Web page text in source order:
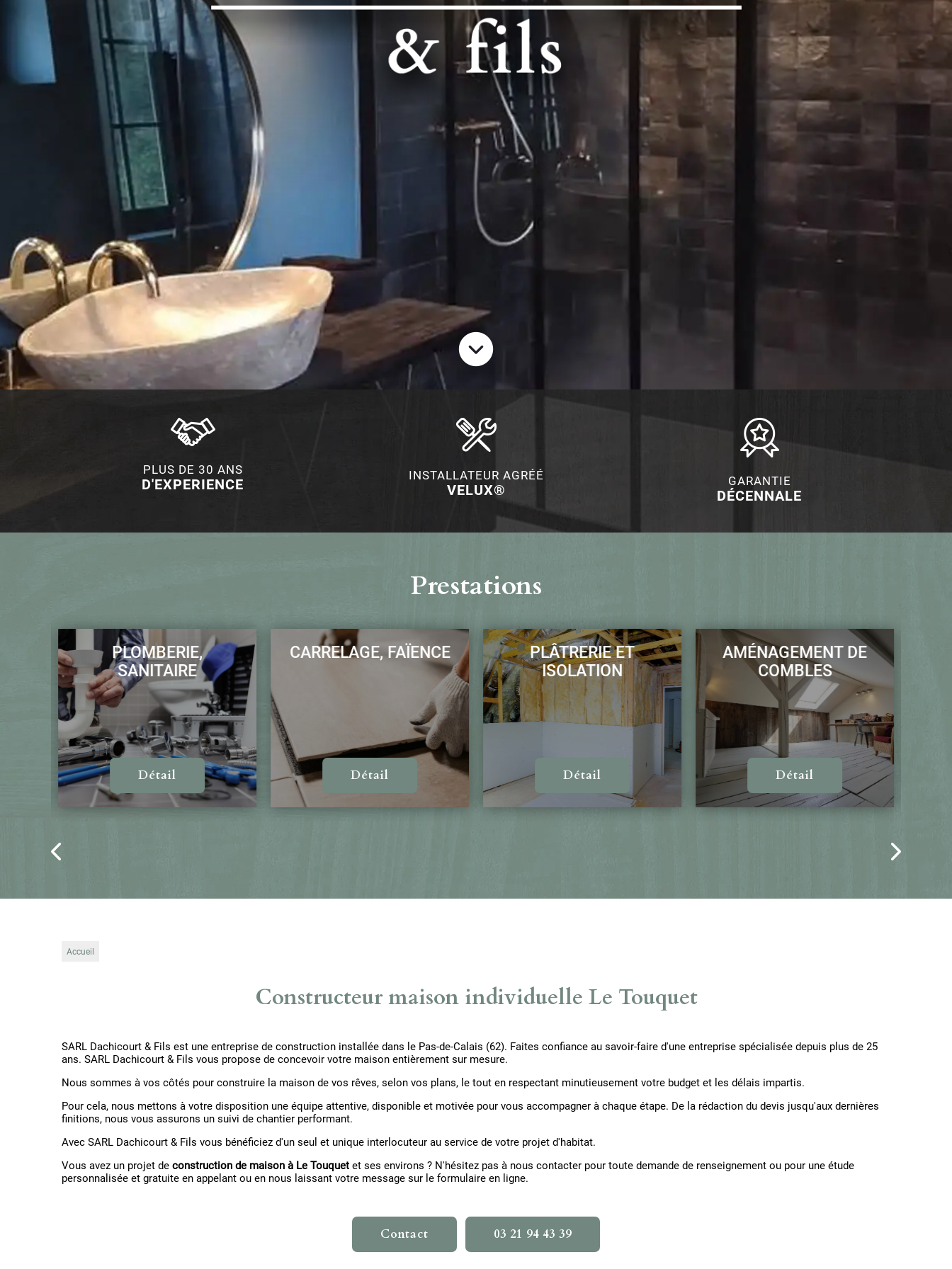
PLUS DE 30 ANS
D'EXPERIENCE
INSTALLATEUR AGRÉÉ
VELUX®
GARANTIE
DÉCENNALE
Prestations
PLOMBERIE,
SANITAIRE
Détail
CARRELAGE, FAÏENCE
Détail
PLÂTRERIE ET
ISOLATION
Détail
AMÉNAGEMENT DE
COMBLES
Détail
Accueil
Constructeur maison individuelle Le Touquet
SARL Dachicourt & Fils est une entreprise de construction installée dans le Pas-de-Calais (62). Faites confiance au savoir-faire d'une entreprise spécialisée depuis plus de 25
ans. SARL Dachicourt & Fils vous propose de concevoir votre maison entièrement sur mesure.
Nous sommes à vos côtés pour construire la maison de vos rêves, selon vos plans, le tout en respectant minutieusement votre budget et les délais impartis.
Pour cela, nous mettons à votre disposition une équipe attentive, disponible et motivée pour vous accompagner à chaque étape. De la rédaction du devis jusqu'aux dernières
finitions, nous vous assurons un suivi de chantier performant.
Avec SARL Dachicourt & Fils vous bénéficiez d'un seul et unique interlocuteur au service de votre projet d'habitat.
Vous avez un projet de construction de maison à Le Touquet et ses environs ? N'hésitez pas à nous contacter pour toute demande de renseignement ou pour une étude
personnalisée et gratuite en appelant ou en nous laissant votre message sur le formulaire en ligne.
Contact 03 21 94 43 39